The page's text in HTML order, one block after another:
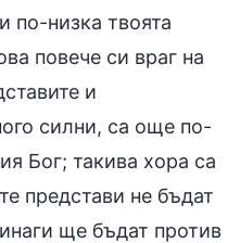
по-низка твоята
повече си враг на
и
силни, са още по-
Бог; такива хора са
представи не бъдат
ще бъдат против